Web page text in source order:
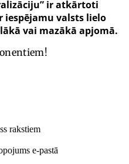
ir atkārtoti
valsts lielo
vai mazākā apjomā.
rakstiem
e-pastā